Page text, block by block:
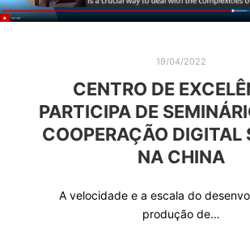
19/04/2022
CENTRO DE
PARTICIPA DE
COOPERAÇÃO DIGITAL
NA CHINA
A velocidade e a escala do
produção de…